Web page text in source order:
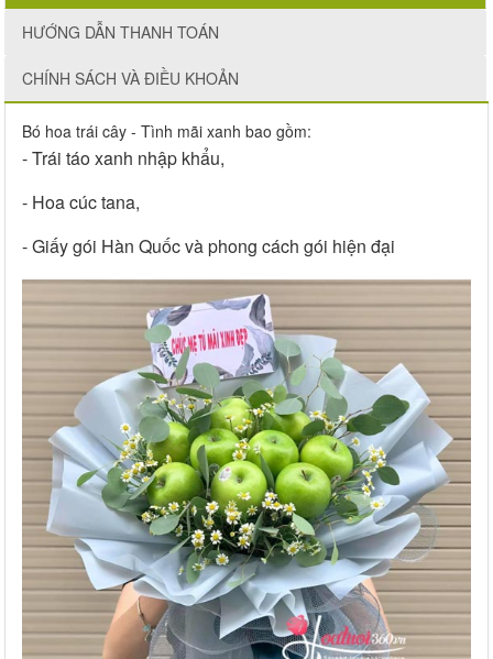
HƯỚNG DẪN THANH TOÁN
CHÍNH SÁCH VÀ ĐIỀU KHOẢN
Bó hoa trái cây - Tình mãi xanh bao gồm:
- Trái táo xanh nhập khẩu,
- Hoa cúc tana,
- Giấy gói Hàn Quốc và phong cách gói hiện đại